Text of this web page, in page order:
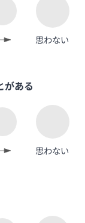
思わない
がある
思わない